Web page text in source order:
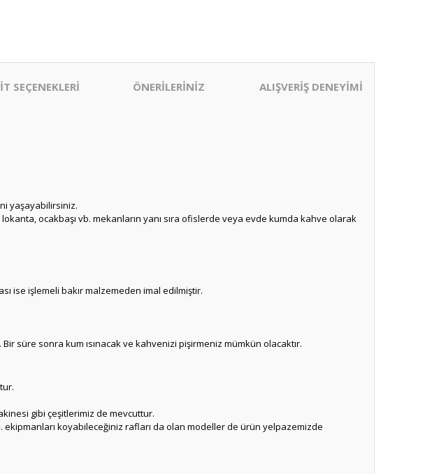
SEÇENEKLERİ ÖNERİLERİNİZ ALIŞVERİŞ DENEYİMİ
yaşayabilirsiniz.
ocakbaşı vb. mekanların yanı sıra ofislerde veya evde kumda kahve olarak
ise işlemeli bakır malzemeden imal edilmiştir.
süre sonra kum ısınacak ve kahvenizi pişirmeniz mümkün olacaktır.
gibi çeşitlerimiz de mevcuttur.
koyabileceğiniz rafları da olan modeller de ürün yelpazemizde